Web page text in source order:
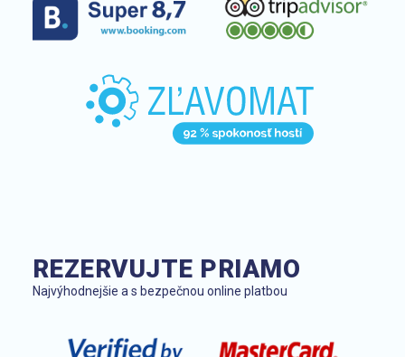
REZERVUJTE PRIAMO
Najvýhodnejšie a s bezpečnou online platbou